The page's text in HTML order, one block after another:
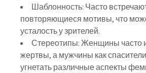
Шаблонность: Часто
повторяющиеся мотивы, что
усталость у зрителей.
Стереотипы: Женщины часто
жертвы, а мужчины как
угнетать различные аспекты